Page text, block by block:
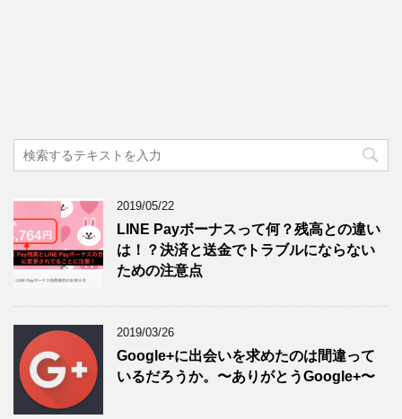
2019/05/22
LINE Payボーナスって何？残高との違い
は！？決済と送金でトラブルにならない
ための注意点
2019/03/26
Google+に出会いを求めたのは間違って
いるだろうか。〜ありがとうGoogle+〜